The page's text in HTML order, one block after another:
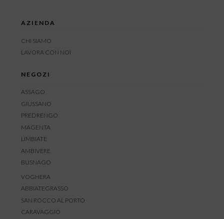
AZIENDA
CHI SIAMO
LAVORA CON NOI
NEGOZI
ASSAGO
GIUSSANO
PREDRENGO
MAGENTA
LIMBIATE
AMBIVERE
BUSNAGO
VOGHERA
ABBIATEGRASSO
SAN ROCCO AL PORTO
CARAVAGGIO